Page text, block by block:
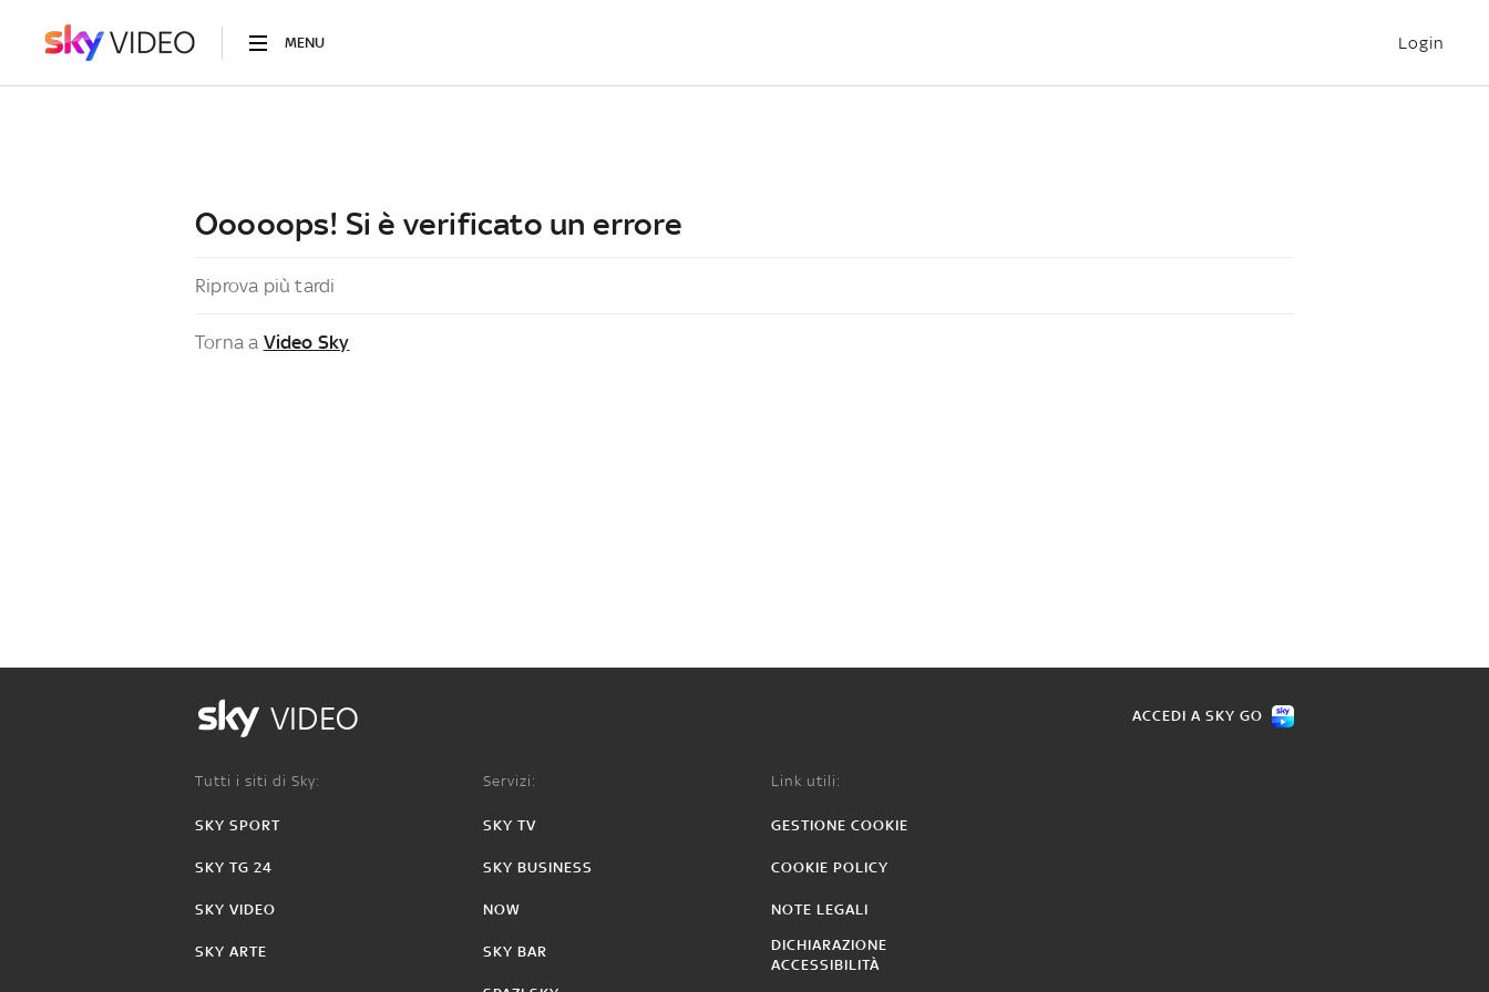
MENU Login
Ooooops! Si è verificato un errore
Riprova più tardi
Torna a Video Sky
VIDEO ACCEDI A SKY GO
Tutti i siti di Sky:
SKY SPORT
SKY TG 24
SKY VIDEO
SKY ARTE
Servizi:
SKY TV
SKY BUSINESS
NOW
SKY BAR
Link utili:
GESTIONE COOKIE
COOKIE POLICY
NOTE LEGALI
DICHIARAZIONE
ACCESSIBILITÀ